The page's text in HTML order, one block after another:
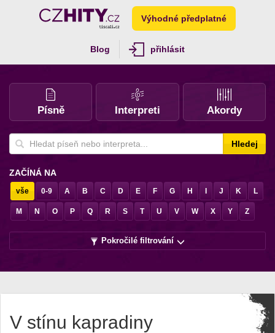
Výhodné předplatné
Blog přihlásit
Písně Interpreti Akordy
Hledej
ZAČÍNÁ NA
vše 0-9 A B C D E F G H J K L
M N O P Q R S T U V W X Y Z
Pokročilé filtrování
V stínu kapradiny